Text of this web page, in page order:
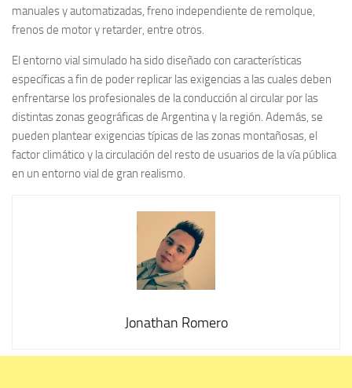
manuales y automatizadas, freno independiente de remolque,
frenos de motor y retarder, entre otros.
El entorno vial simulado ha sido diseñado con características
específicas a fin de poder replicar las exigencias a las cuales deben
enfrentarse los profesionales de la conducción al circular por las
distintas zonas geográficas de Argentina y la región. Además, se
pueden plantear exigencias típicas de las zonas montañosas, el
factor climático y la circulación del resto de usuarios de la vía pública
en un entorno vial de gran realismo.
Jonathan Romero